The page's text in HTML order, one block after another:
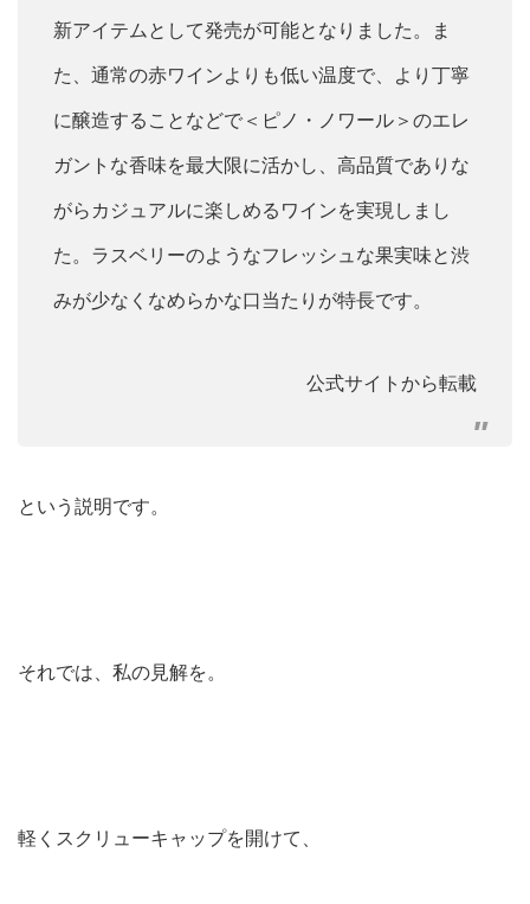
新アイテムとして発売が可能となりました。ま
た、通常の赤ワインよりも低い温度で、より丁寧
に醸造することなどで＜ピノ・ノワール＞のエレ
ガントな香味を最大限に活かし、高品質でありな
がらカジュアルに楽しめるワインを実現しまし
た。ラスベリーのようなフレッシュな果実味と渋
みが少なくなめらかな口当たりが特長です。
公式サイトから転載
という説明です。
それでは、私の見解を。
軽くスクリューキャップを開けて、